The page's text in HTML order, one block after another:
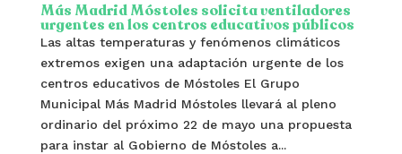
Más Madrid Móstoles solicita ventiladores
urgentes en los centros educativos públicos
Las altas temperaturas y fenómenos climáticos
extremos exigen una adaptación urgente de los
centros educativos de Móstoles El Grupo
Municipal Más Madrid Móstoles llevará al pleno
ordinario del próximo 22 de mayo una propuesta
para instar al Gobierno de Móstoles a...